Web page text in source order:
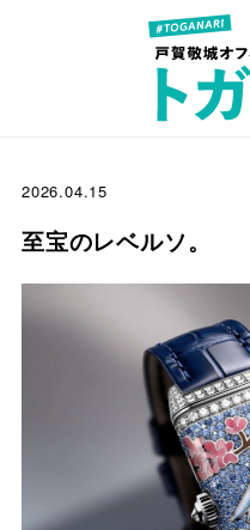
2026.04.15
至宝のレベルソ。